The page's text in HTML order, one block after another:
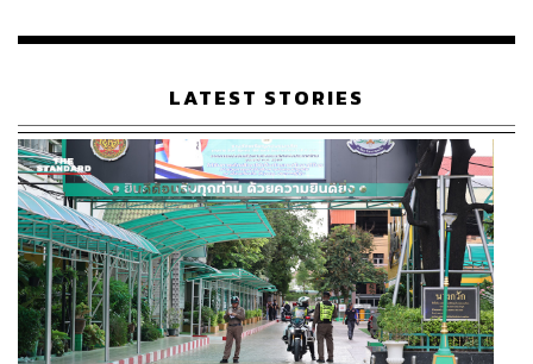
เรือนไทยที่ถูกซุกไว้
LATEST STORIES